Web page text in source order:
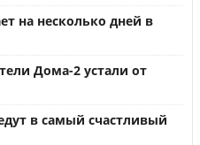
на несколько дней в
Дома-2 устали от
в самый счастливый